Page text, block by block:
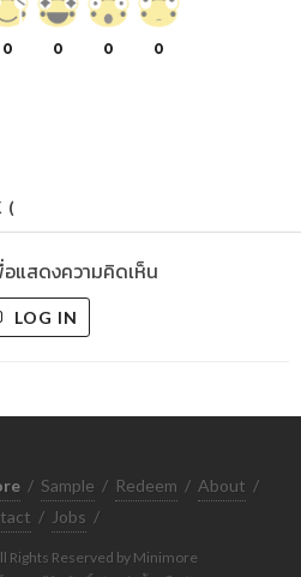
0 0 0 0
(
อแสดงความคิดเห็น
LOG IN
/ Sample / Redeem / About /
/ Jobs /
Rights Reserved by Minimore